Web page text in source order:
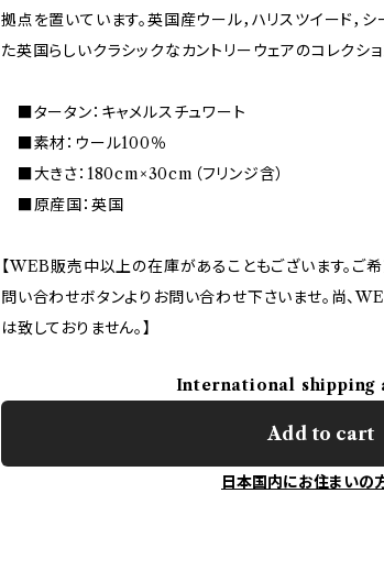
拠点を置いています。英国産ウール，ハリスツイード，
た英国らしいクラシックなカントリーウェアのコレクショ
■タータン：キャメルスチュワート
■素材：ウール100％
■大きさ：180cm×30cm（フリンジ含）
■原産国：英国
【WEB販売中以上の在庫があることもございます。ご
問い合わせボタンよりお問い合わせ下さいませ。尚、
は致しておりません。】
International shipping
Add to cart
日本国内にお住まいの